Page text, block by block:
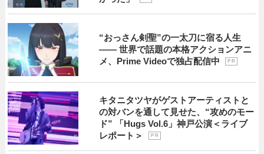
“おっさん剣聖”の一太刀に宿る人生
―― 世界で話題の本格アクションアニ
メ、Prime Videoで独占配信中
P R
キタニタツヤがゲストアーティストと
の対バンを通して見せた、“攻めのモー
ド” 「Hugs Vol.6」神戸公演＜ライブ
レポート＞
P R